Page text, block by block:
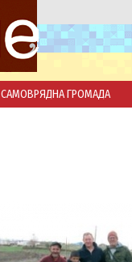
САМОВРЯДНА ГРОМАДА